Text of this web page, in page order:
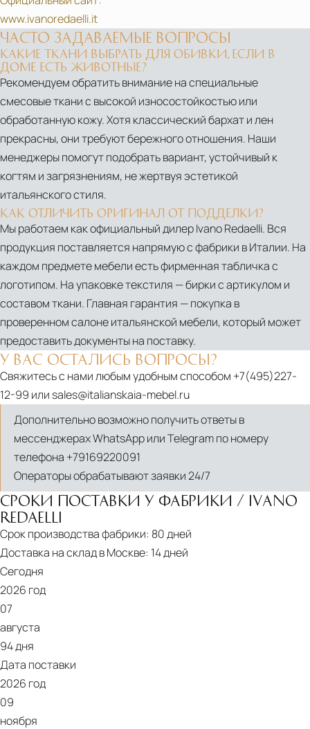
PDF
Sport&Chic
PDF
Five-
o-
Nine
Chambre
www.ivanoredaelli.it
ЧАСТО ЗАДАВАЕМЫЕ ВОПРОСЫ
КАКИЕ ТКАНИ ВЫБРАТЬ ДЛЯ ОБИВКИ, ЕСЛИ В
ДОМЕ ЕСТЬ ЖИВОТНЫЕ?
Рекомендуем обратить внимание на специальные
смесовые ткани с высокой износостойкостью или
обработанную кожу. Хотя классический бархат и лен
прекрасны, они требуют бережного отношения. Наши
менеджеры помогут подобрать вариант, устойчивый к
когтям и загрязнениям, не жертвуя эстетикой
итальянского стиля.
КАК ОТЛИЧИТЬ ОРИГИНАЛ ОТ ПОДДЕЛКИ?
Мы работаем как официальный дилер Ivano Redaelli. Вся
продукция поставляется напрямую с фабрики в Италии. На
каждом предмете мебели есть фирменная табличка с
логотипом. На упаковке текстиля — бирки с артикулом и
составом ткани. Главная гарантия — покупка в
проверенном салоне итальянской мебели, который может
предоставить документы на поставку.
У ВАС ОСТАЛИСЬ ВОПРОСЫ?
Свяжитесь с нами любым удобным способом +7(495)227-
12-99 или sales@italianskaia-mebel.ru
Дополнительно возможно получить ответы в
мессенджерах WhatsApp или Telegram по номеру
телефона +79169220091
Операторы обрабатывают заявки 24/7
СРОКИ ПОСТАВКИ У ФАБРИКИ / IVANO
REDAELLI
Срок производства фабрики: 80 дней
Доставка на склад в Москве: 14 дней
Сегодня
2026 год
07
августа
94 дня
Дата поставки
2026 год
09
ноября